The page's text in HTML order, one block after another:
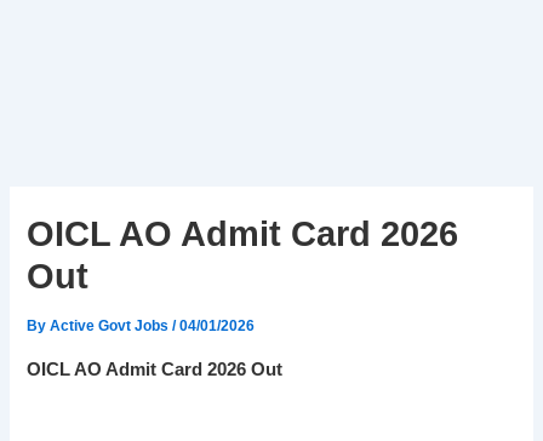
OICL AO Admit Card 2026
Out
ByActive Govt Jobs/04/01/2026
OICL AO Admit Card 2026 Out